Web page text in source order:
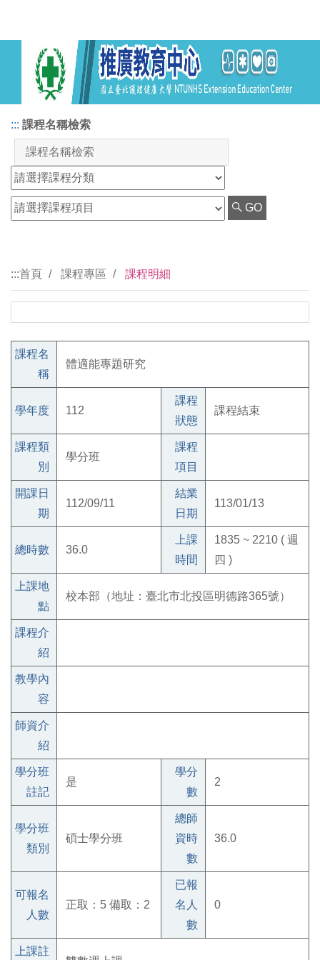
::: 課程名稱檢索
GO
:::首頁 課程專區 課程明細
課程名
稱
體適能專題研究
學年度 112
課程
狀態
課程結束
課程類
別
學分班
課程
項目
開課日
期
112/09/11
結業
日期
113/01/13
總時數 36.0
上課
時間
1835 ~ 2210 ( 週
四 )
上課地
點
校本部（地址：臺北市北投區明德路365號）
課程介
紹
教學內
容
師資介
紹
學分班
註記
是
學分
數
2
學分班
類別
碩士學分班
總師
資時
數
36.0
可報名
人數
正取：5 備取：2
已報
名人
數
0
上課註